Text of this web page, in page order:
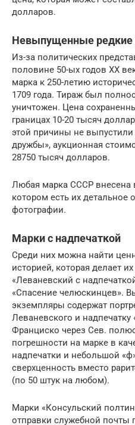
долларов.
Невыпущенные редкие
Из-за политических
половине 50-ых годов XX
марка к 250-летию
1709 года. Тираж был
уничтожен. Цена
границах 10-20 тысяч
этой причины не
дружбы», аукционная
28750 тысяч долларов.
Любая марка СССР внесена
котором есть их детальное
фотографии.
Марки с надпечаткой
Среди них можна найти
историей, которая делает
«Леваневский с
«Спасение челюскинцев».
экземпляры содержат
Леваневского и
Франциско через Сев.
погрешности на марке в
надпечатки и небольшой
сверхценность вместо
(по 50 штук на любом).
Марки «Консульский
отправки служебной почты